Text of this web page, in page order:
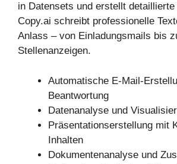
in Datensets und erstellt
Copy.ai schreibt professionelle
Anlass – von Einladungsmails bis
Stellenanzeigen.
Automatische E-Mail-
Beantwortung
Datenanalyse und
Präsentationserstellung mit
Inhalten
Dokumentenanalyse und